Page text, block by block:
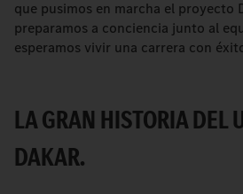
que pusimos en marcha el proyecto
preparamos a conciencia junto al
esperamos vivir una carrera con
LA GRAN HISTORIA DEL
DAKAR.